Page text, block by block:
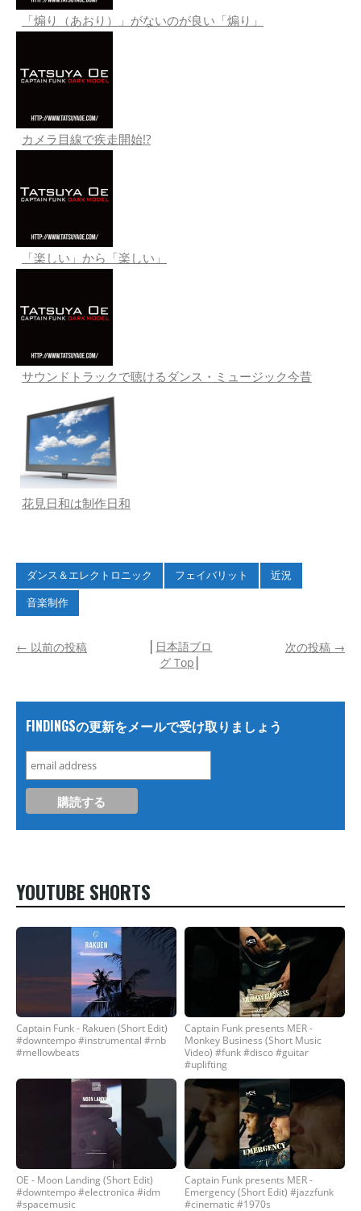
「煽り（あおり）」がないのが良い「煽り」
カメラ目線で疾走開始!?
「楽しい」から「楽しい」
サウンドトラックで聴けるダンス・ミュージック今昔
花見日和は制作日和
ダンス＆エレクトロニック フェイバリット
近況
音楽制作
← 以前の投稿
日本語ブロ
グ Top
次の投稿 →
FINDINGSの更新をメールで受け取りましょう
YOUTUBE SHORTS
Captain Funk - Rakuen (Short Edit)
#downtempo #instrumental #rnb
#mellowbeats
Captain Funk presents MER -
Monkey Business (Short Music
Video) #funk #disco #guitar
#uplifting
OE - Moon Landing (Short Edit)
#downtempo #electronica #idm
#spacemusic
Captain Funk presents MER -
Emergency (Short Edit) #jazzfunk
#cinematic #1970s